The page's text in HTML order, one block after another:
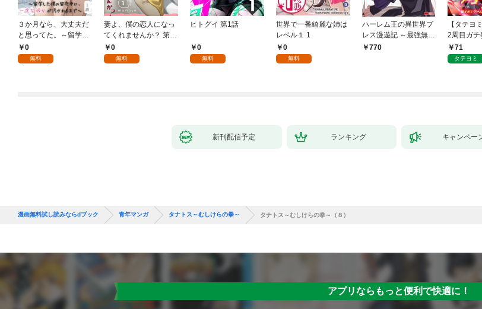
３か月なら、大丈夫だ
と思ってた。～留学し
た僕の留守中に、一途
な彼女が汚されるまで
0
無料
妻よ、僕の恋人になっ
てくれませんか？ 第1
話0
無料
ヒトグイ 第1話
0
無料
世界で一番綺麗な姉は
レベル１ 1
0
無料
ハーレム王の異世界プ
レス漫遊記 ～最強無双
のおじさんはあらゆる
770
【タテヨ
2周目ガチ
てゲーム
壊した～
71
タテヨミ
新刊配信予定 ランキング キャンペー
漫画無料試し読みならdブック 青年マンガ タナトス～むしけらの拳～ タナトス～むしけらの拳～（８）
アプリならもっと便利で快適に！